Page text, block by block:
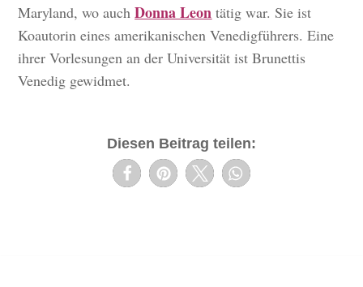
Maryland, wo auchDonna Leon tätig war. Sie ist
Koautorin eines amerikanischen Venedigführers. Eine
ihrer Vorlesungen an der Universität ist Brunettis
Venedig gewidmet.
Diesen Beitrag teilen: